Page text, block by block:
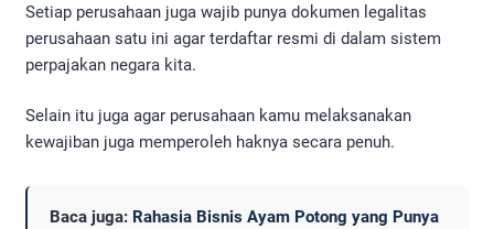
Setiap perusahaan juga wajib punya dokumen legalitas
perusahaan satu ini agar terdaftar resmi di dalam sistem
perpajakan negara kita.
Selain itu juga agar perusahaan kamu melaksanakan
kewajiban juga memperoleh haknya secara penuh.
Baca juga: Rahasia Bisnis Ayam Potong yang Punya